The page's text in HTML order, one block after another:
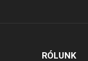
RÓLUNK